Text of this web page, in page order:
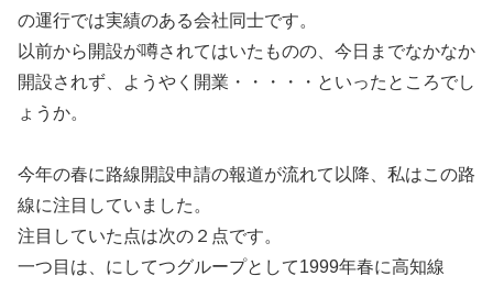
の運行では実績のある会社同士です。
以前から開設が噂されてはいたものの、今日までなかなか
開設されず、ようやく開業・・・・・といったところでし
ょうか。
今年の春に路線開設申請の報道が流れて以降、私はこの路
線に注目していました。
注目していた点は次の２点です。
一つ目は、にしてつグループとして1999年春に高知線